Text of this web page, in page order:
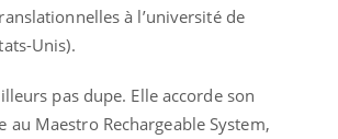
à l’université de
Unis).
pas dupe. Elle accorde son
au Maestro Rechargeable System,